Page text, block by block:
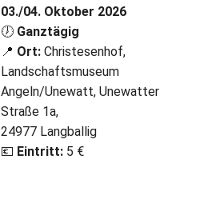
03./04. Oktober 2026
🕖 Ganztägig
📍 Ort:Christesenhof,
Landschaftsmuseum
Angeln/Unewatt, Unewatter
Straße 1a,
24977 Langballig
💶 Eintritt:5 €